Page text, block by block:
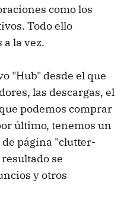
como los
Todo ello
la vez.
"Hub" desde el que
las descargas, el
podemos comprar
último, tenemos un
página "clutter-
se
y otros